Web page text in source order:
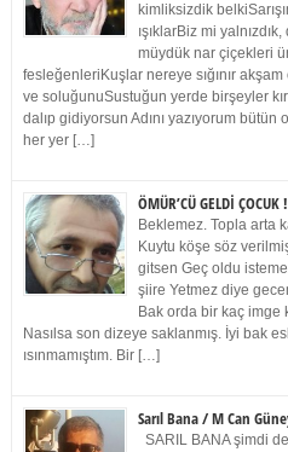
kimliksizdik
ışıklarBiz mi
müydük nar çiçekleri
fesleğenleriKuşlar nereye sığınır
ve soluğunuSustuğun yerde birşeyler
dalıp gidiyorsun Adını yazıyorum
her yer […]
ÖMÜR’CÜ GELDİ
Beklemez. Topla arta
Kuytu köşe söz
gitsen Geç oldu
şiire Yetmez diye
Bak orda bir kaç imge
Nasılsa son dizeye saklanmış. İyi bak
ısınmamıştım. Bir […]
Sarıl Bana / M Can
SARIL BANA şimdi